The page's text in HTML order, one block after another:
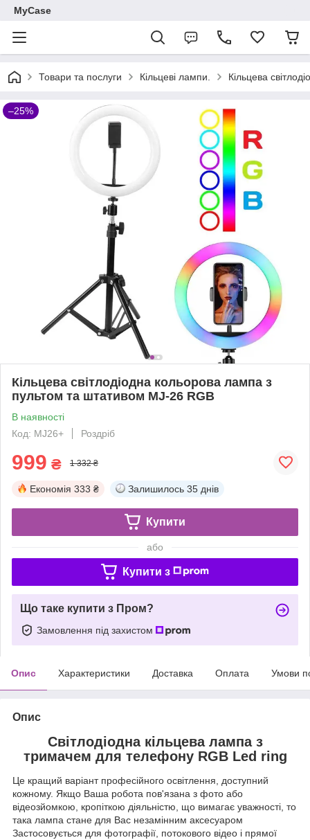
MyCase
Товари та послуги Кільцеві лампи. Кільцева
–25%
Кільцева світлодіодна кольорова лампа з
пультом та штативом MJ-26 RGB
В наявності
Код: MJ26+
Роздріб
999 ₴ 1 332 ₴
Економія 333 ₴ Залишилось 35 днів
Купити
або
Купити з
Що таке купити з Пром?
Замовлення під захистом
Опис Характеристики Доставка Оплата Умови
Опис
Світлодіодна кільцева лампа з
тримачем для телефону RGB Led ring
Це кращий варіант професійного освітлення, доступний
кожному. Якщо Ваша робота пов'язана з фото або
відеозйомкою, кропіткою діяльністю, що вимагає уважності, то
така лампа стане для Вас незамінним аксесуаром
Застосовується для фотографії, потокового відео і прямої